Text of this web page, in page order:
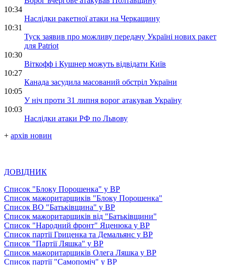
10:34
Наслідки ракетної атаки на Черкащину
10:31
Туск заявив про можливу передачу Україні нових ракет
для Patriot
10:30
Віткофф і Кушнер можуть відвідати Київ
10:27
Канада засудила масований обстріл України
10:05
У ніч проти 31 липня ворог атакував Україну
10:03
Наслідки атаки РФ по Львову
+ архів новин
ДОВІДНИК
Список "Блоку Порошенка" у ВР
Список мажоритарщиків "Блоку Порошенка"
Список ВО "Батьківщина" у ВР
Список мажоритарщиків від "Батьківщини"
Список "Народний фронт" Яценюка у ВР
Список партії Гриценка та Демальянс у ВР
Список "Партії Ляшка" у ВР
Список мажоритарщиків Олега Ляшка у ВР
Список партії "Самопоміч" у ВР